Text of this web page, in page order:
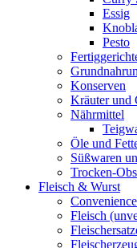
Essig
Pesto
Konserven
Kräuter und
Nährmittel
Öle und
Süßwaren
Trocken-
Fleisch & Wurst
Fleisch